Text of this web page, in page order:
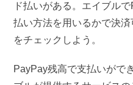
ド払いがある。エイブル
払い方法を用いるかで決
をチェックしよう。
PayPay残高で支払いがで